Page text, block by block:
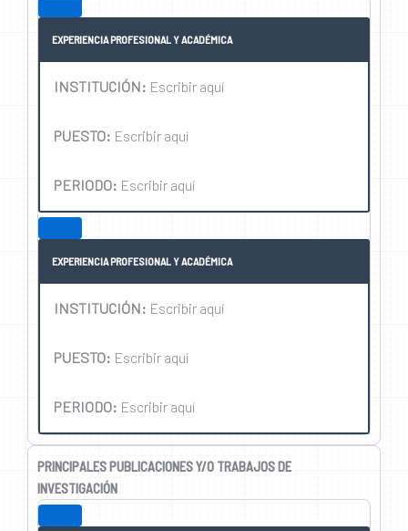
EXPERIENCIA PROFESIONAL Y ACADÉMICA
INSTITUCIÓN: Escribir aquí
PUESTO: Escribir aquí
PERIODO: Escribir aquí
EXPERIENCIA PROFESIONAL Y ACADÉMICA
INSTITUCIÓN: Escribir aquí
PUESTO: Escribir aquí
PERIODO: Escribir aquí
PRINCIPALES PUBLICACIONES Y/O TRABAJOS DE
INVESTIGACIÓN